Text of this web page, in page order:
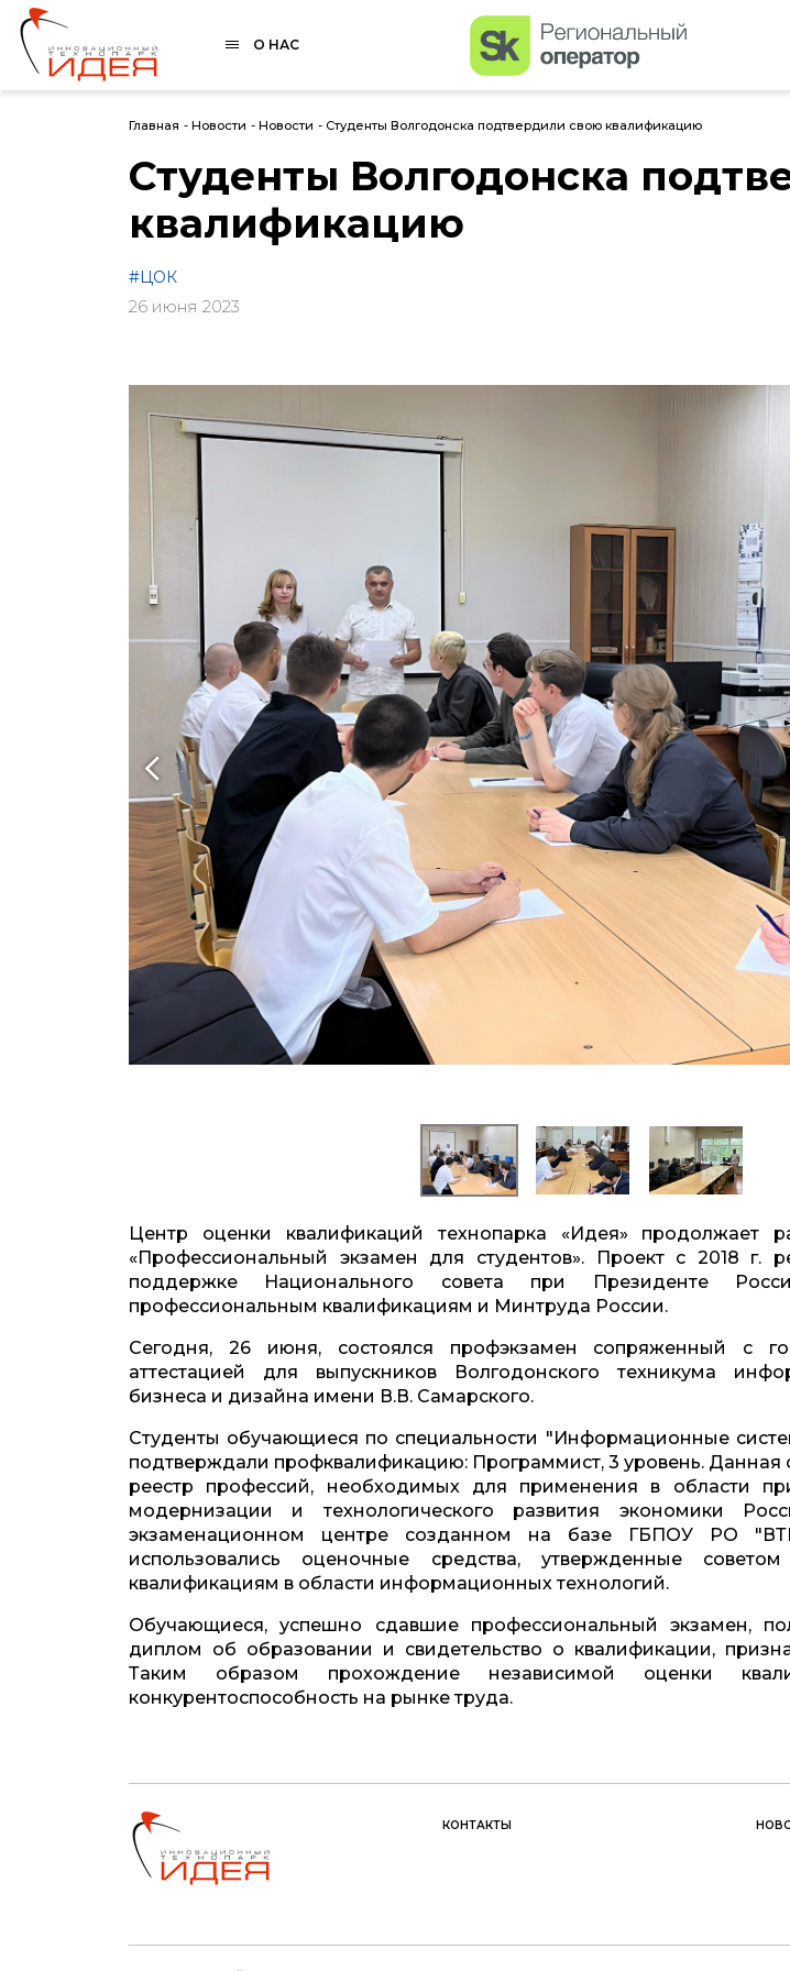
О НАС
Главная - Новости - Новости - Студенты Волгодонска подтвердили свою квалификацию
Студенты Волгодонска
квалификацию
#ЦОК
26 июня 2023
Центр оценки квалификаций технопарка «Идея» продолжает
«Профессиональный экзамен для студентов». Проект с 2018 г.
поддержке Национального совета при Президенте
профессиональным квалификациям и Минтруда России.
Сегодня, 26 июня, состоялся профэкзамен сопряженный с
аттестацией для выпускников Волгодонского техникума
бизнеса и дизайна имени В.В. Самарского.
Студенты обучающиеся по специальности "Информационные
подтверждали профквалификацию: Программист, 3 уровень. Данная
реестр профессий, необходимых для применения в области
модернизации и технологического развития экономики
экзаменационном центре созданном на базе ГБПОУ РО
использовались оценочные средства, утвержденные
квалификациям в области информационных технологий.
Обучающиеся, успешно сдавшие профессиональный экзамен,
диплом об образовании и свидетельство о квалификации,
Таким образом прохождение независимой оценки
конкурентоспособность на рынке труда.
КОНТАКТЫ